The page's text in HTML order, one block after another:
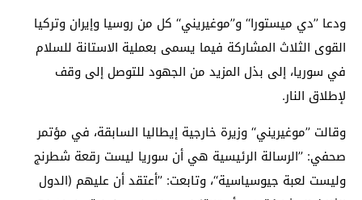
ودعا ’’دي ميستورا‘‘ و’’موغيريني‘‘ كل من روسيا وإيران وتركيا
القوى الثلاث المشاركة فيما يسمى بعملية الاستانة للسلام
في سوريا، إلى بذل المزيد من الجهود للتوصل إلى وقف
لإطلاق النار.
وقالت ’’موغيريني‘‘ وزيرة خارجية إيطاليا السابقة، في مؤتمر
صحفي: ’’الرسالة الرئيسية هي أن سوريا ليست رقعة شطرنج
وليست لعبة جيوسياسية‘‘، وتابعت: ’’أعتقد أن عليهم (الدول